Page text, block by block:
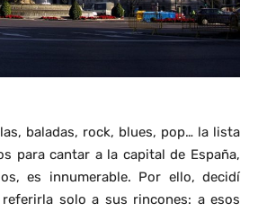
baladas, rock, blues, pop… la lista
para cantar a la capital de España,
es innumerable. Por ello, decidí
solo a sus rincones: a esos